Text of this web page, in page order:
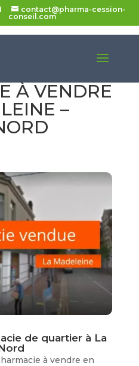
contact@pharma-cession-
conseil.com
– 59
À VENDRE
–
de quartier à La
à vendre en